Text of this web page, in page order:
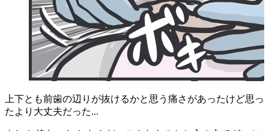
上下とも前歯の辺りが抜けるかと思う痛さがあったけど思っ
たより大丈夫だった...